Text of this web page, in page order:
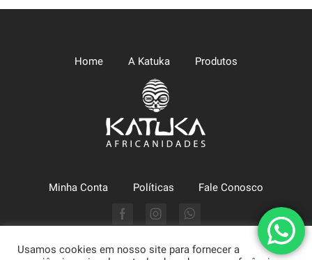
Home A Katuka Produtos
Minha Conta Políticas Fale Conosco
FacebookInstagramWhatsapp
Katuka Comércio LTDA (CNPJ: 09.630.494/0002-43) - Arte,
Usamos cookies em nosso site para fornecer a